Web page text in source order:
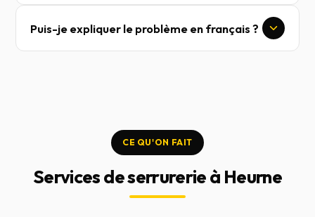
Puis-je expliquer le problème en français ?
CE QU'ON FAIT
Services de serrurerie à Heurne